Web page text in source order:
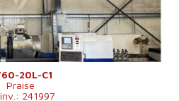
2000 mm
lucru6000 kg
nu
20L-C1
Praise
241997